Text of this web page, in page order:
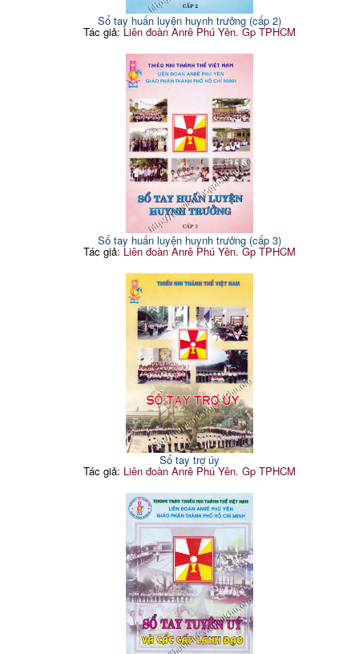
Sổ tay huấn luyện huynh trưởng (cấp 2)
Tác giả:Liên đoàn Anrê Phú Yên. Gp TPHCM
Sổ tay huấn luyện huynh trưởng (cấp 3)
Tác giả:Liên đoàn Anrê Phú Yên. Gp TPHCM
Sổ tay trợ úy
Tác giả: Liên đoàn Anrê Phú Yên. Gp TPHCM